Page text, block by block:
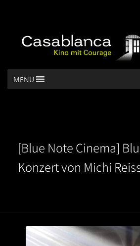
MENU
[Blue Note Cinema]
Konzert von Michi